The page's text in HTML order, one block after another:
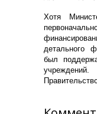
Хотя
детального
был